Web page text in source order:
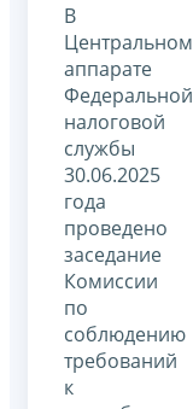
В
Центральном
аппарате
Федеральной
налоговой
службы
30.06.2025
года
проведено
заседание
Комиссии
по
соблюдению
требований
к